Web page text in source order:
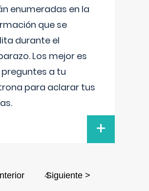
enumeradas en la
que se
durante el
Los mejor es
preguntes a tu
para aclarar tus
+
4
Siguiente >